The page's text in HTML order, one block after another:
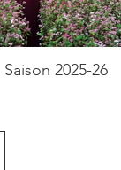
Saison 2025-26